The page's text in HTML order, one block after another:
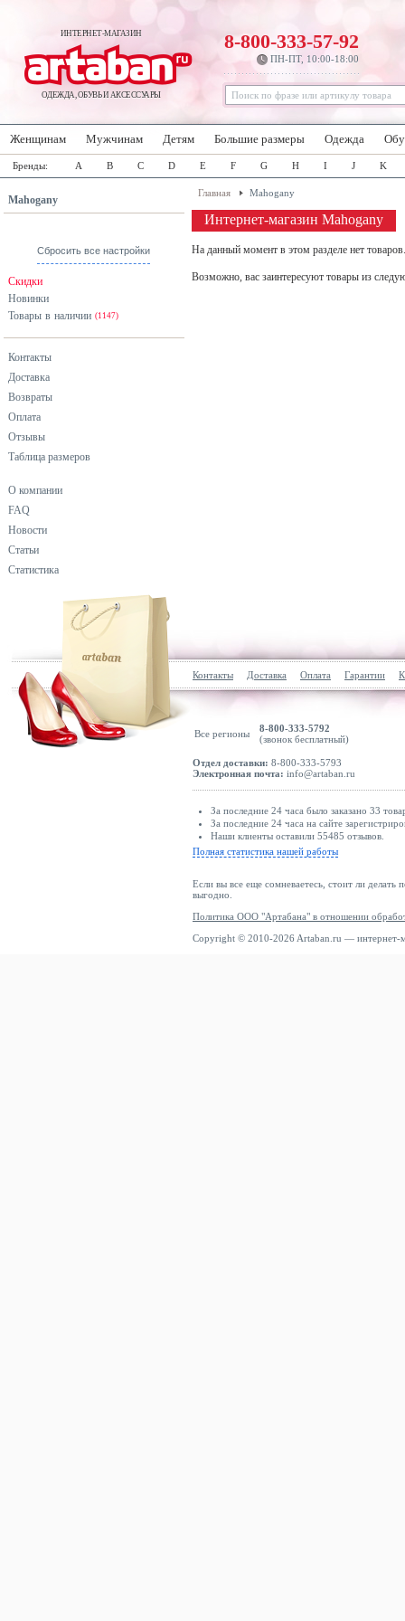
ИНТЕРНЕТ-МАГАЗИН
ОДЕЖДА, ОБУВЬ И АКСЕССУАРЫ
8-800-333-57-92
ПН-ПТ, 10:00-18:00
Женщинам Мужчинам Детям Большие размеры Одежда
Бренды: A B C D E F G H I J K
Mahogany
Сбросить все настройки
Скидки
Новинки
Товары в наличии (1147)
Контакты
Доставка
Возвраты
Оплата
Отзывы
Таблица размеров
О компании
FAQ
Новости
Статьи
Статистика
Главная Mahogany
Интернет-магазин Mahogany
На данный момент в этом разделе нет
Возможно, вас заинтересуют товары из
Контакты Доставка Оплата Гарантии
Все регионы
8-800-333-5792
(звонок бесплатный)
Отдел доставки: 8-800-333-5793
Электронная почта: info@artaban.ru
За последние 24 часа было заказано 33
За последние 24 часа на сайте
Наши клиенты оставили 55485 отзывов.
Полная статистика нашей работы
Если вы все еще сомневаетесь, стоит ли делать
выгодно.
Политика ООО "Артабана" в отношении
Copyright © 2010-2026 Artaban.ru — интернет-